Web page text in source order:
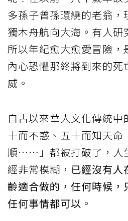
多孫子曾孫環繞的老翁，
獨木舟航向大海。有人研
所以年紀愈大愈愛冒險，
內心恐懼那終將到來的死
威。
自古以來華人文化傳統
十而不惑、五十而知天命
順……」都被打破了，人
經非常模糊， 已經沒有人
齡適合做的，任何時候，
任何事情都可以 。